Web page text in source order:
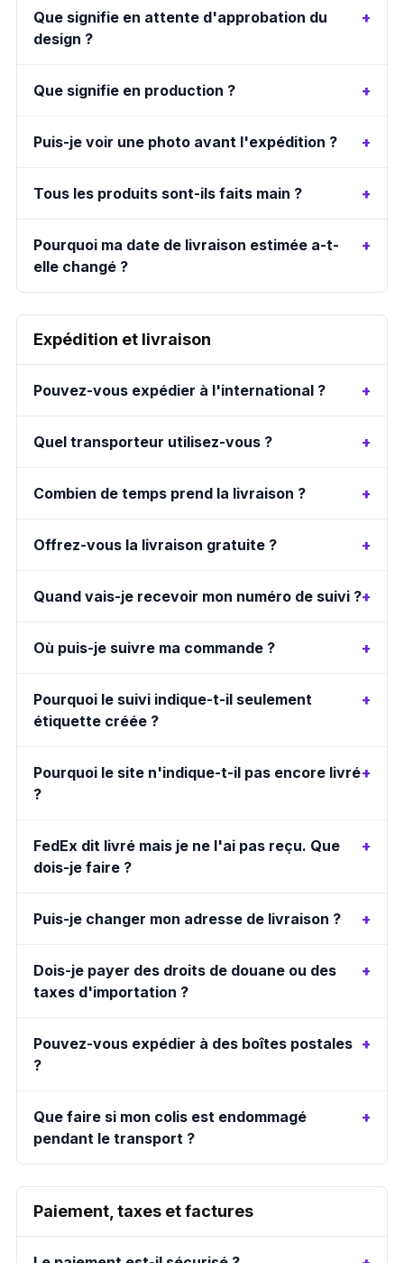
Que signifie en attente d'approbation du
design ?
Que signifie en production ?
Puis-je voir une photo avant l'expédition ?
Tous les produits sont-ils faits main ?
Pourquoi ma date de livraison estimée a-t-
elle changé ?
Expédition et livraison
Pouvez-vous expédier à l'international ?
Quel transporteur utilisez-vous ?
Combien de temps prend la livraison ?
Offrez-vous la livraison gratuite ?
Quand vais-je recevoir mon numéro de suivi ?
Où puis-je suivre ma commande ?
Pourquoi le suivi indique-t-il seulement
étiquette créée ?
Pourquoi le site n'indique-t-il pas encore livré
?
FedEx dit livré mais je ne l'ai pas reçu. Que
dois-je faire ?
Puis-je changer mon adresse de livraison ?
Dois-je payer des droits de douane ou des
taxes d'importation ?
Pouvez-vous expédier à des boîtes postales
?
Que faire si mon colis est endommagé
pendant le transport ?
Paiement, taxes et factures